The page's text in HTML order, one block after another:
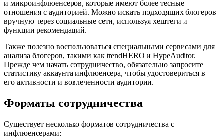
и микроинфлюенсеров, которые имеют более тесные
отношения с аудиторией. Можно искать подходящих блогеров
вручную через социальные сети, используя хештеги и
функции рекомендаций.
Также полезно воспользоваться специальными сервисами для
анализа блогеров, такими как trendHERO и HypeAuditor.
Прежде чем начать сотрудничество, обязательно запросите
статистику аккаунта инфлюенсера, чтобы удостовериться в
его активности и вовлеченности аудитории.
Форматы сотрудничества
Существует несколько форматов сотрудничества с
инфлюенсерами: